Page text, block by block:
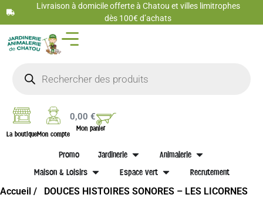
Livraison à domicile offerte à Chatou et villes limitrophes
dès 100€ d’achats
La boutiqueMon compte
0,00€
Mon panier
Promo Jardinerie
Animalerie
Maison & Loisirs
Espace vert Recrutement
Accueil / DOUCES HISTOIRES SONORES – LES LICORNES